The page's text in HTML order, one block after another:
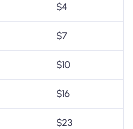
$4
$7
$10
$16
$23